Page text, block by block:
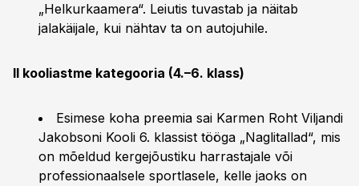
„Helkurkaamera“. Leiutis tuvastab ja näitab
jalakäijale, kui nähtav ta on autojuhile.
II kooliastme kategooria (4.–6. klass)
Esimese koha preemia sai Karmen Roht Viljandi
Jakobsoni Kooli 6. klassist tööga „Naglitallad“, mis
on mõeldud kergejõustiku harrastajale või
professionaalsele sportlasele, kelle jaoks on